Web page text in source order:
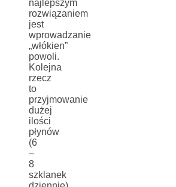
najlepszym
rozwiązaniem
jest
wprowadzanie
„włókien”
powoli.
Kolejna
rzecz
to
przyjmowanie
dużej
ilości
płynów
(6
–
8
szklanek